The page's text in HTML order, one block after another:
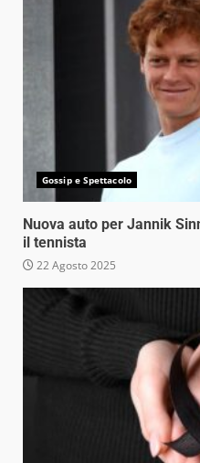
Gossip e Spettacolo
Nuova auto per Jannik
il tennista
22 Agosto 2025